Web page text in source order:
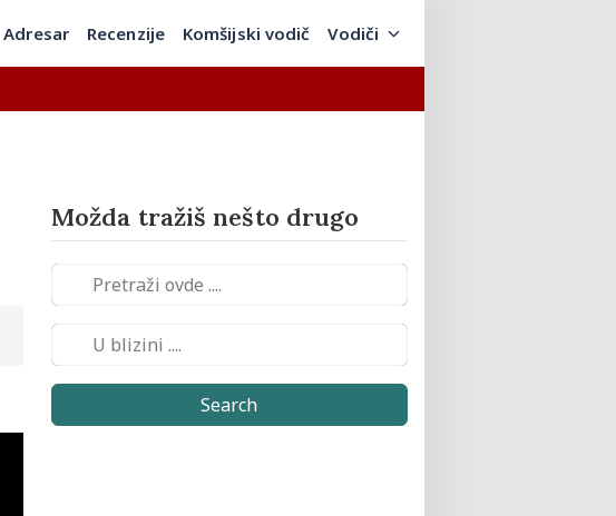
Adresar Recenzije Komšijski vodič Vodiči
Možda tražiš nešto drugo
Search